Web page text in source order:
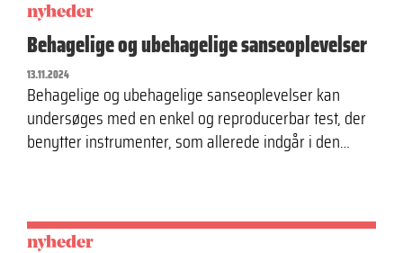
nyheder
Behagelige og ubehagelige sanseoplevelser
13.11.2024
Behagelige og ubehagelige sanseoplevelser kan
undersøges med en enkel og reproducerbar test, der
benytter instrumenter, som allerede indgår i den…
nyheder